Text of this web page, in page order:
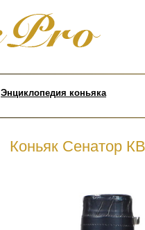
Энциклопедия коньяка
Коньяк Сенатор КВ